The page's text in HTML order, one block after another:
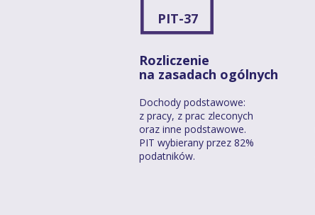
PIT-37
Rozliczenie
na zasadach ogólnych
Dochody podstawowe:
z pracy, z prac zleconych
oraz inne podstawowe.
PIT wybierany przez 82%
podatników.